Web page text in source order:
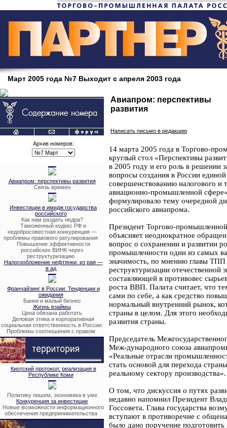
Март 2005 года №7 Выходит с апреля 2003 года
Архив номеров:
Авиапром: перспективы развития
Связь времен
Инвестиции в имидж государства
российского
Как нам раздать недра?
Таможенный кодекс РФ и
недобросовестная конкуренция —
проблемы правового регулирования
Повышение эффективности
российских ВИНК через
реструктуризацию
Налогообложение нефтянки: из рая —
в ад
Франчайзинг в России: Тенденции и
ожидания
Банки и малый бизнес
Жизнь взаймы
Цена обязана работать
Деловая этика и корпоративная
социальная ответственность в России:
Проблемы соотношения с правом
Киотский протокол: реализация в
Республике Коми
Политику пишем, экономика в уме
Конкуренция за инвестиции
Новые возможности информационного
обеспечения предпринимательства
Авиапром: перспективы
развития
Написать письмо в редакцию
14 марта 2005 года в Торгово-
круглый стол «Перспективы
в 2005 году и его роль в решении
вопросы создания в России
совершенствованию налогового и
авиационно-промышленной
формулировало тему очередной
российского авиапрома.
Президент Торгово-
объясняет неоднократное
вопрос о сохранении и развитии
промышленности один из самых
значимость, по мнению главы ТПП
реструктуризации отечественной
составляющей в противовес
роста ВВП. Палата считает, что
сами по себе, а как средство
нормальный внутренний рынок,
страны в целом. Для этого
развития страны.
Председатель
Меж-дународного союза
«Реальные отрасли
стать основой для перехода
реальному сектору производства».
О том, что дискуссия о путях
недавно напомнил Президент
Госсовета. Глава государства
вступают в противоречие с
было дано поручение